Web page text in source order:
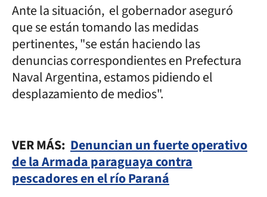
Ante la situación, el gobernador aseguró
que se están tomando las medidas
pertinentes, "se están haciendo las
denuncias correspondientes en Prefectura
Naval Argentina, estamos pidiendo el
desplazamiento de medios".
VER MÁS: Denuncian un fuerte operativo
de la Armada paraguaya contra
pescadores en el río Paraná